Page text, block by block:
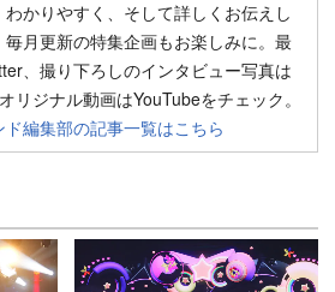
わかりやすく、そして詳しくお伝えし
毎月更新の特集企画もお楽しみに。最
、撮り下ろしのインタビュー写真は
リジナル動画はYouTubeをチェック。
ド編集部の記事一覧はこちら